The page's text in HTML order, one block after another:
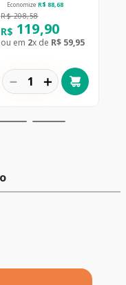
Economize R$ 88,68
R$ 208,58
R$ 119,90
ou em 2x de R$ 59,95
＋
－